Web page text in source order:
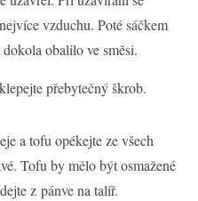
vzduchu. Poté sáčkem
obalilo ve směsi.
přebytečný škrob.
a tofu opékejte ze všech
Tofu by mělo být osmažené
z pánve na talíř.